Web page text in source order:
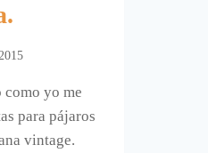
como yo me
para pájaros
vintage.